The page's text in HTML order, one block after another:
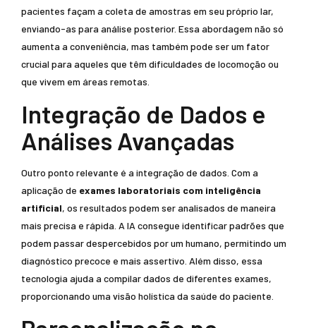
pacientes façam a coleta de amostras em seu próprio lar,
enviando-as para análise posterior. Essa abordagem não só
aumenta a conveniência, mas também pode ser um fator
crucial para aqueles que têm dificuldades de locomoção ou
que vivem em áreas remotas.
Integração de Dados e
Análises Avançadas
Outro ponto relevante é a integração de dados. Com a
aplicação de exames laboratoriais com inteligência
artificial, os resultados podem ser analisados de maneira
mais precisa e rápida. A IA consegue identificar padrões que
podem passar despercebidos por um humano, permitindo um
diagnóstico precoce e mais assertivo. Além disso, essa
tecnologia ajuda a compilar dados de diferentes exames,
proporcionando uma visão holística da saúde do paciente.